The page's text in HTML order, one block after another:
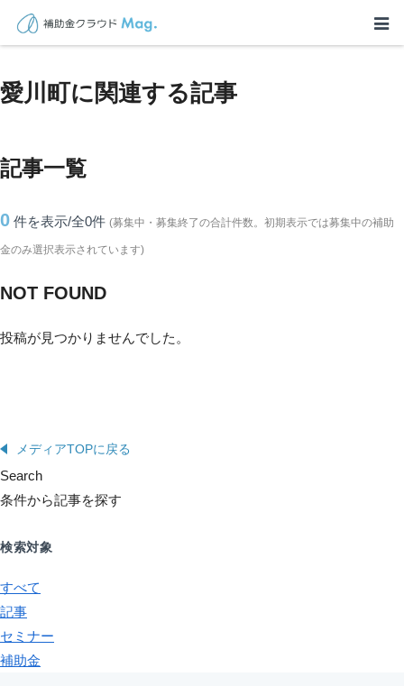
TOP > 補助金・助成金詳細>神奈川県
愛川町に関連する記事
記事一覧
0 件を表示/全0件 (募集中・募集終了の合計件数。初期表示では募集中の補助
金のみ選択表示されています)
NOT FOUND
投稿が見つかりませんでした。
メディアTOPに戻る
Search
条件から記事を探す
検索対象
すべて
記事
セミナー
補助金